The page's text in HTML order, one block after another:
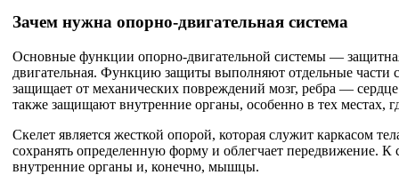
Зачем нужна опорно-двигательная система
Основные функции опорно-двигательной системы —
двигательная. Функцию защиты выполняют отдельные части
защищает от механических повреждений мозг, ребра —
также защищают внутренние органы, особенно в тех местах,
Скелет является жесткой опорой, которая служит каркасом
сохранять определенную форму и облегчает передвижение. К
внутренние органы и, конечно, мышцы.